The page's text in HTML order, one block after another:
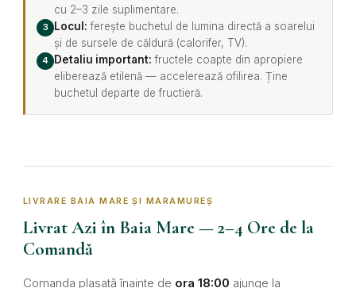
cu 2–3 zile suplimentare.
3 Locul: ferește buchetul de lumina directă a soarelui
și de sursele de căldură (calorifer, TV).
4 Detaliu important: fructele coapte din apropiere
eliberează etilenă — accelerează ofilirea. Ține
buchetul departe de fructieră.
LIVRARE BAIA MARE ȘI MARAMUREȘ
Livrat Azi în Baia Mare — 2–4 Ore de la
Comandă
Comanda plasată înainte de ora 18:00 ajunge la